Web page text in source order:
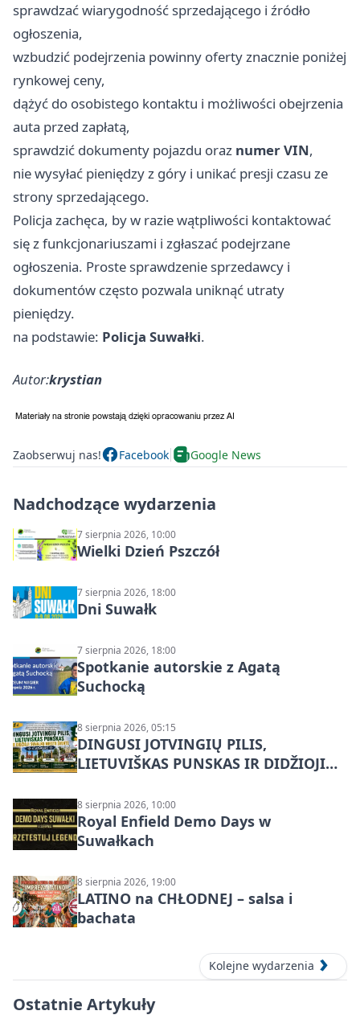
sprawdzać wiarygodność sprzedającego i źródło
ogłoszenia,
wzbudzić podejrzenia powinny oferty znacznie poniżej
rynkowej ceny,
dążyć do osobistego kontaktu i możliwości obejrzenia
auta przed zapłatą,
sprawdzić dokumenty pojazdu oraz numer VIN,
nie wysyłać pieniędzy z góry i unikać presji czasu ze
strony sprzedającego.
Policja zachęca, by w razie wątpliwości kontaktować
się z funkcjonariuszami i zgłaszać podejrzane
ogłoszenia. Proste sprawdzenie sprzedawcy i
dokumentów często pozwala uniknąć utraty
pieniędzy.
na podstawie: Policja Suwałki.
Autor:krystian
Zaobserwuj nas! Facebook Google News
Nadchodzące wydarzenia
7 sierpnia 2026, 10:00
Wielki Dzień Pszczół
7 sierpnia 2026, 18:00
Dni Suwałk
7 sierpnia 2026, 18:00
Spotkanie autorskie z Agatą
Suchocką
8 sierpnia 2026, 05:15
DINGUSI JOTVINGIŲ PILIS,
LIETUVIŠKAS PUNSKAS IR DIDŽIOJI
DZŪKIJOS – jednodienė kelionė
8 sierpnia 2026, 10:00
Royal Enfield Demo Days w
Suwałkach
8 sierpnia 2026, 19:00
LATINO na CHŁODNEJ – salsa i
bachata
Kolejne wydarzenia
Ostatnie Artykuły